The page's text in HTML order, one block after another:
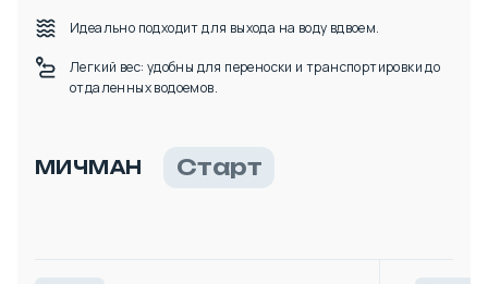
Идеально подходит для выхода на воду вдвоем.
Легкий вес: удобны для переноски и транспортировки до
отдаленных водоемов.
МИЧМАН Старт